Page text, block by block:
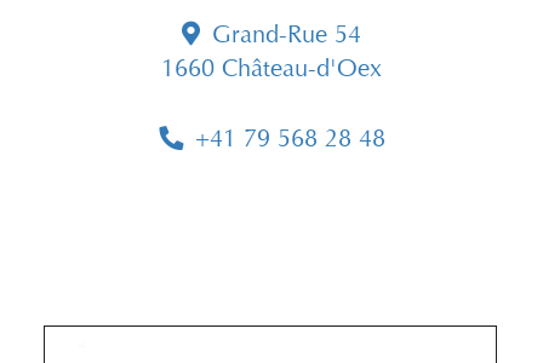
Grand-Rue 54
1660 Château-d'Oex
+41 79 568 28 48